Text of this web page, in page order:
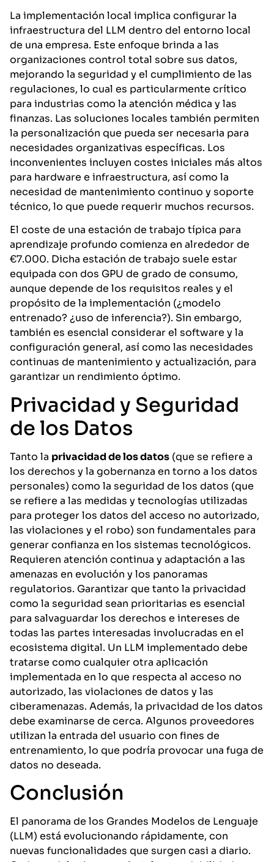
La implementación local implica configurar la
infraestructura del LLM dentro del entorno local
de una empresa. Este enfoque brinda a las
organizaciones control total sobre sus datos,
mejorando la seguridad y el cumplimiento de las
regulaciones, lo cual es particularmente crítico
para industrias como la atención médica y las
finanzas. Las soluciones locales también permiten
la personalización que pueda ser necesaria para
necesidades organizativas específicas. Los
inconvenientes incluyen costes iniciales más altos
para hardware e infraestructura, así como la
necesidad de mantenimiento continuo y soporte
técnico, lo que puede requerir muchos recursos.
El coste de una estación de trabajo típica para
aprendizaje profundo comienza en alrededor de
€7.000. Dicha estación de trabajo suele estar
equipada con dos GPU de grado de consumo,
aunque depende de los requisitos reales y el
propósito de la implementación (¿modelo
entrenado? ¿uso de inferencia?). Sin embargo,
también es esencial considerar el software y la
configuración general, así como las necesidades
continuas de mantenimiento y actualización, para
garantizar un rendimiento óptimo.
Privacidad y Seguridad
de los Datos
Tanto la privacidad de los datos (que se refiere a
los derechos y la gobernanza en torno a los datos
personales) como la seguridad de los datos (que
se refiere a las medidas y tecnologías utilizadas
para proteger los datos del acceso no autorizado,
las violaciones y el robo) son fundamentales para
generar confianza en los sistemas tecnológicos.
Requieren atención continua y adaptación a las
amenazas en evolución y los panoramas
regulatorios. Garantizar que tanto la privacidad
como la seguridad sean prioritarias es esencial
para salvaguardar los derechos e intereses de
todas las partes interesadas involucradas en el
ecosistema digital. Un LLM implementado debe
tratarse como cualquier otra aplicación
implementada en lo que respecta al acceso no
autorizado, las violaciones de datos y las
ciberamenazas. Además, la privacidad de los datos
debe examinarse de cerca. Algunos proveedores
utilizan la entrada del usuario con fines de
entrenamiento, lo que podría provocar una fuga de
datos no deseada.
Conclusión
El panorama de los Grandes Modelos de Lenguaje
(LLM) está evolucionando rápidamente, con
nuevas funcionalidades que surgen casi a diario.